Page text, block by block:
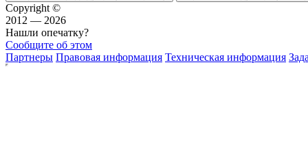
Copyright ©
2012 — 2026
Нашли опечатку?
Сообщите об этом
Партнеры Правовая информация Техническая информация